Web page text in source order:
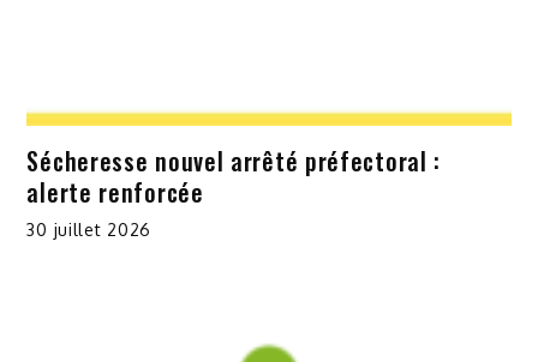
Sécheresse nouvel arrêté préfectoral :
alerte renforcée
30 juillet 2026